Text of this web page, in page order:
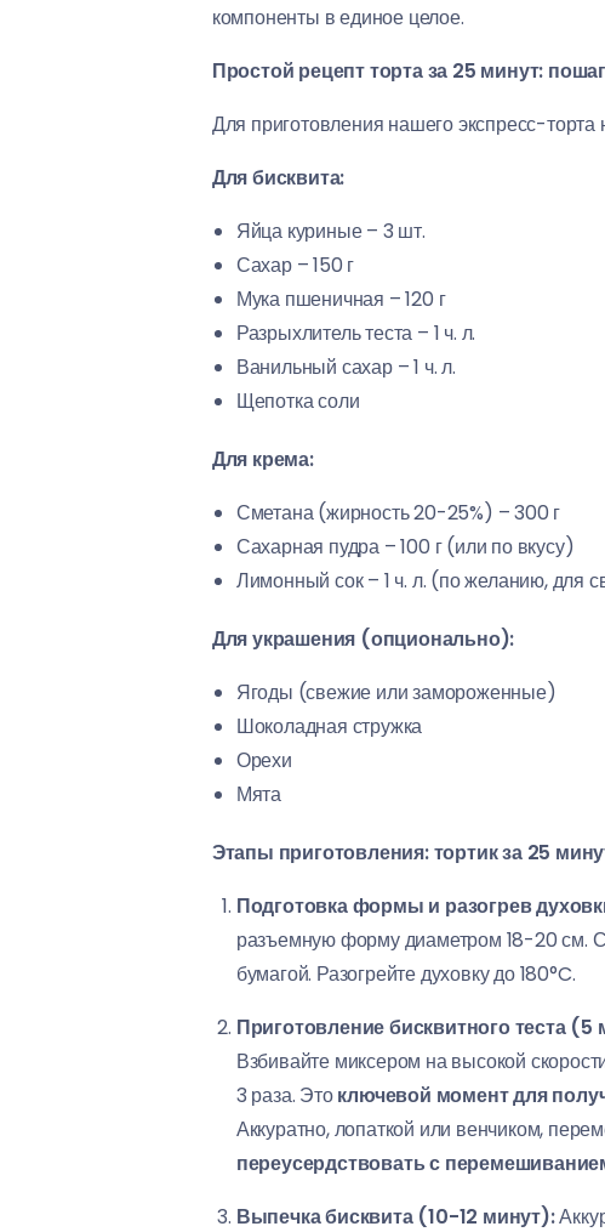
компоненты в единое целое.
Простой рецепт торта за 25 минут:
Для приготовления нашего экспресс-
Для бисквита:
Яйца куриные – 3 шт.
Сахар – 150 г
Мука пшеничная – 120 г
Разрыхлитель теста – 1 ч. л.
Ванильный сахар – 1 ч. л.
Щепотка соли
Для крема:
Сметана (жирность 20-25%) – 300 г
Сахарная пудра – 100 г (или по вкусу)
Лимонный сок – 1 ч. л. (по желанию, для
Для украшения (опционально):
Ягоды (свежие или замороженные)
Шоколадная стружка
Орехи
Мята
Этапы приготовления: тортик за 25
Подготовка формы и разогрев
разъемную форму диаметром 18-20 см.
бумагой. Разогрейте духовку до 180°C.
Приготовление бисквитного теста (5
Взбивайте миксером на высокой
3 раза. Этоключевой момент для
Аккуратно, лопаткой или венчиком,
переусердствовать с
Выпечка бисквита (10-12 минут):